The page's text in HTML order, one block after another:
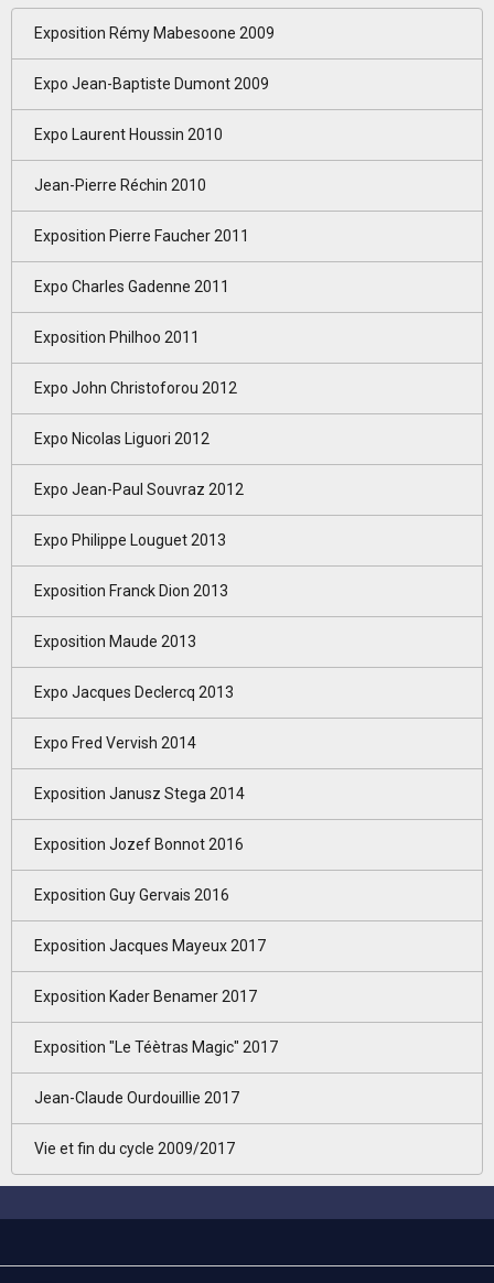
Exposition Rémy Mabesoone 2009
Expo Jean-Baptiste Dumont 2009
Expo Laurent Houssin 2010
Jean-Pierre Réchin 2010
Exposition Pierre Faucher 2011
Expo Charles Gadenne 2011
Exposition Philhoo 2011
Expo John Christoforou 2012
Expo Nicolas Liguori 2012
Expo Jean-Paul Souvraz 2012
Expo Philippe Louguet 2013
Exposition Franck Dion 2013
Exposition Maude 2013
Expo Jacques Declercq 2013
Expo Fred Vervish 2014
Exposition Janusz Stega 2014
Exposition Jozef Bonnot 2016
Exposition Guy Gervais 2016
Exposition Jacques Mayeux 2017
Exposition Kader Benamer 2017
Exposition "Le Téètras Magic" 2017
Jean-Claude Ourdouillie 2017
Vie et fin du cycle 2009/2017